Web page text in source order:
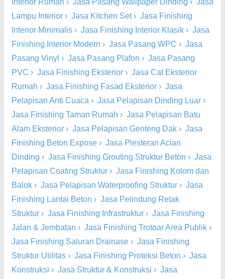
Interior Rumah › Jasa Pasang Wallpaper Dinding › Jasa
Lampu Interior › Jasa Kitchen Set› Jasa Finishing
Interior Minimalis › Jasa Finishing Interior Klasik › Jasa
Finishing Interior Modern › Jasa Pasang WPC › Jasa
Pasang Vinyl › Jasa Pasang Plafon › Jasa Pasang
PVC › Jasa Finishing Eksterior › Jasa Cat Eksterior
Rumah › Jasa Finishing Fasad Eksterior › Jasa
Pelapisan Anti Cuaca › Jasa Pelapisan Dinding Luar ›
Jasa Finishing Taman Rumah › Jasa Pelapisan Batu
Alam Eksterior › Jasa Pelapisan Genteng Dak › Jasa
Finishing Beton Expose › Jasa Plesteran Acian
Dinding › Jasa Finishing Grouting Struktur Beton › Jasa
Pelapisan Coating Struktur › Jasa Finishing Kolom dan
Balok › Jasa Pelapisan Waterproofing Struktur › Jasa
Finishing Lantai Beton › Jasa Pelindung Retak
Struktur › Jasa Finishing Infrastruktur › Jasa Finishing
Jalan & Jembatan › Jasa Finishing Trotoar Area Publik ›
Jasa Finishing Saluran Drainase › Jasa Finishing
Struktur Utilitas › Jasa Finishing Proteksi Beton › Jasa
Konstruksi › Jasa Struktur & Konstruksi › Jasa